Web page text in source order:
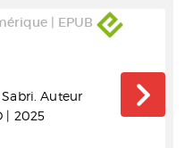
| EPUB
Auteur
| 2025